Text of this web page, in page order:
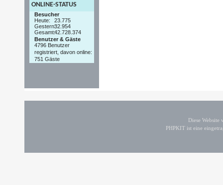
ONLINE-STATUS
Besucher
Heute:
23.775
Gestern:32.954
Gesamt:42.728.374
Benutzer & Gäste
4796 Benutzer
registriert, davon online:
751 Gäste
Diese
PHPKIT ist eine